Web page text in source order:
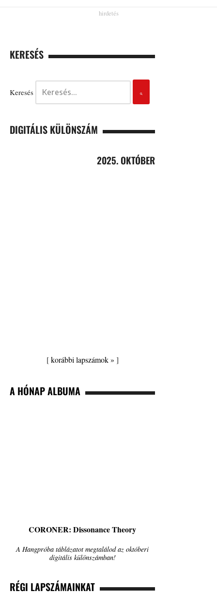
KERESÉS
Keresés
DIGITÁLIS KÜLÖNSZÁM
2025. OKTÓBER
[korábbi lapszámok » ]
A HÓNAP ALBUMA
CORONER: Dissonance Theory
A Hangpróba táblázatot megtalálod az októberi
digitális különszámban!
RÉGI LAPSZÁMAINKAT